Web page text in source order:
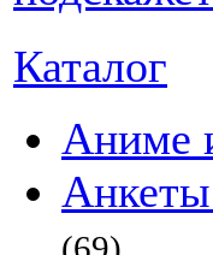
Каталог
Аниме